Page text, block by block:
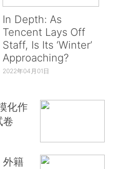
In Depth: As
Tencent Lays Off
Staff, Is Its ‘Winter’
Approaching?
2022年04月01日
化作
卷
外籍